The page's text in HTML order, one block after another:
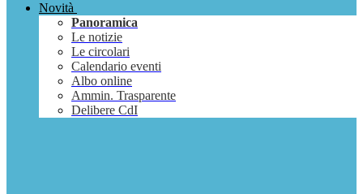
Novità
Panoramica
Le notizie
Le circolari
Calendario eventi
Albo online
Ammin. Trasparente
Delibere CdI